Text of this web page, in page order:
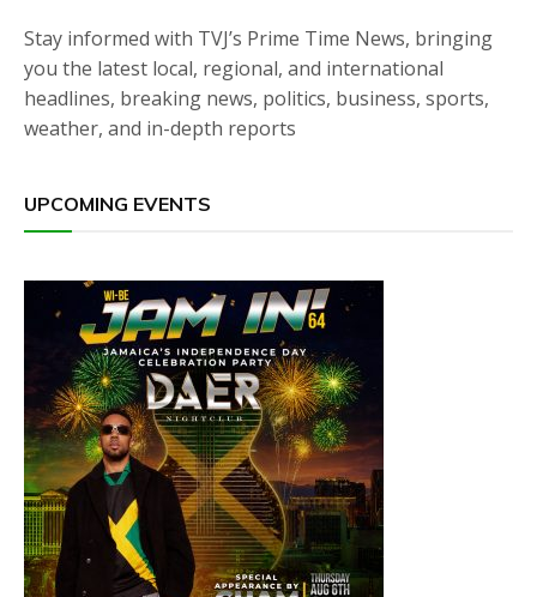
Stay informed with TVJ’s Prime Time News, bringing
you the latest local, regional, and international
headlines, breaking news, politics, business, sports,
weather, and in-depth reports
UPCOMING EVENTS